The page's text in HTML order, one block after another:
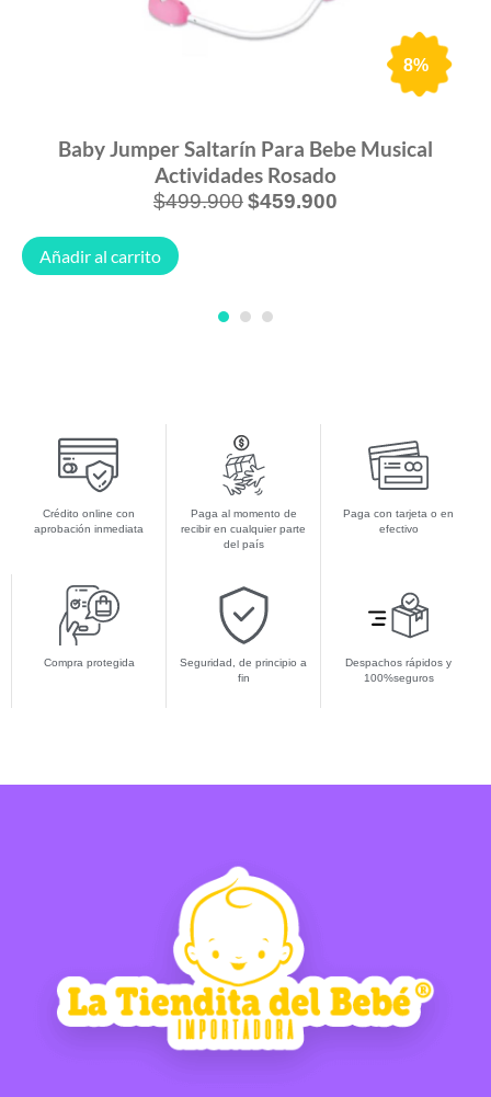
8%
Baby Jumper Saltarín Para Bebe Musical
Actividades Rosado
$499.900$459.900
Añadir al carrito
Crédito online con
aprobación inmediata
Paga al momento de
recibir en cualquier parte
del país
Paga con tarjeta o en
efectivo
Compra protegida
Seguridad, de principio a
fin
Despachos rápidos y
100%seguros